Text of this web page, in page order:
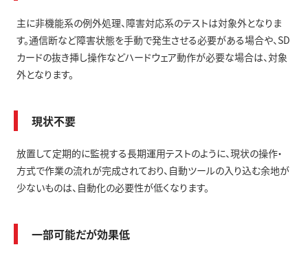
主に非機能系の例外処理、障害対応系のテストは対象外となりま
す。通信断など障害状態を手動で発生させる必要がある場合や、SD
カードの抜き挿し操作などハードウェア動作が必要な場合は、対象
外となります。
現状不要
放置して定期的に監視する長期運用テストのように、現状の操作・
方式で作業の流れが完成されており、自動ツールの入り込む余地が
少ないものは、自動化の必要性が低くなります。
一部可能だが効果低